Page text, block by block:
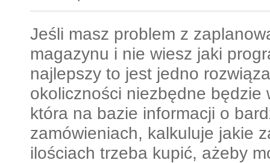
Jeśli masz problem z
magazynu i nie wiesz jaki
najlepszy to jest jedno
okoliczności niezbędne będzie
która na bazie informacji o
zamówieniach, kalkuluje jakie
ilościach trzeba kupić, ażeby